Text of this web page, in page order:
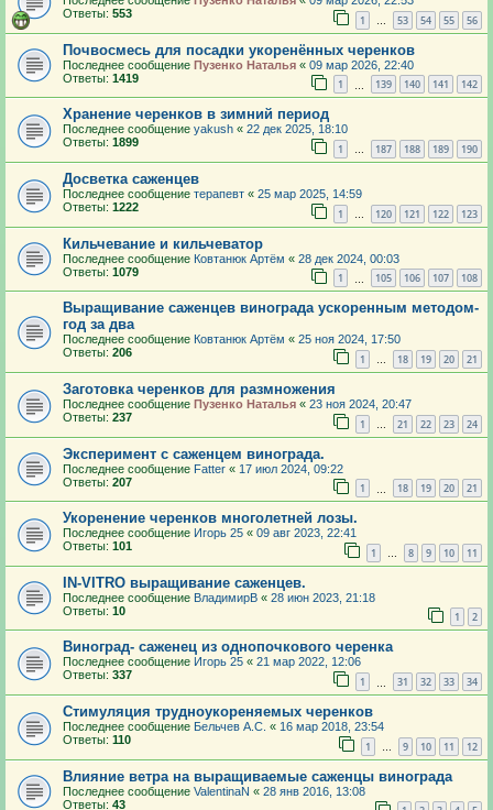
Ответы: 553 1 … 53 54 55 56
Почвосмесь для посадки укоренённых черенков
Последнее сообщение Пузенко Наталья « 09 мар 2026, 22:40
Ответы: 1419 1 139 140 141 142
Хранение черенков в зимний период
Последнее сообщение yakush « 22 дек 2025, 18:10
Ответы: 1899 1 … 187 188 189 190
Досветка саженцев
Последнее сообщение терапевт « 25 мар 2025, 14:59
Ответы: 1222 1 … 120 121 122 123
Кильчевание и кильчеватор
Последнее сообщение Ковтанюк Артём « 28 дек 2024, 00:03
Ответы: 1079 1 105 106 107 108
Выращивание саженцев винограда ускоренным методом-
год за два
Последнее сообщение Ковтанюк Артём « 25 ноя 2024, 17:50
Ответы: 206 1 … 18 19 20 21
Заготовка черенков для размножения
Последнее сообщение Пузенко Наталья « 23 ноя 2024, 20:47
Ответы: 237 1 21 22 23 24
Эксперимент с саженцем винограда.
Последнее сообщение Fatter « 17 июл 2024, 09:22
Ответы: 207 1 18 19 20 21
Укоренение черенков многолетней лозы.
Последнее сообщение Игорь 25 « 09 авг 2023, 22:41
Ответы: 101 1 … 8 9 10 11
IN-VITRO выращивание саженцев.
Последнее сообщение ВладимирВ « 28 июн 2023, 21:18
Ответы: 10 1 2
Виноград- саженец из однопочкового черенка
Последнее сообщение Игорь 25 « 21 мар 2022, 12:06
Ответы: 337 1 31 32 33 34
Стимуляция трудноукореняемых черенков
Последнее сообщение Бельчев А.С. « 16 мар 2018, 23:54
Ответы: 110 1 … 9 10 11 12
Влияние ветра на выращиваемые саженцы винограда
Последнее сообщение ValentinaN « 28 янв 2016, 13:08
Ответы: 43